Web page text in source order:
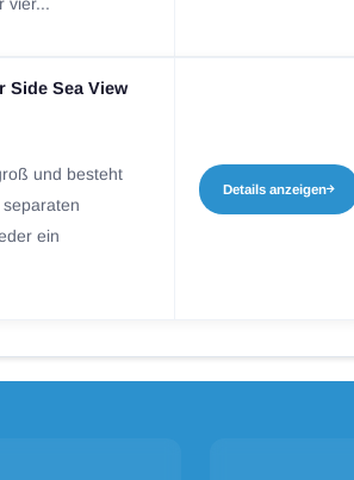
Side Sea View
und besteht
ein
Details anzeigen